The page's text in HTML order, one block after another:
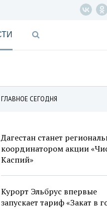
ГЛАВНОЕ СЕГОДНЯ
Дагестан станет
координатором акции
Каспий»
Курорт Эльбрус впервые
запускает тариф «Закат в